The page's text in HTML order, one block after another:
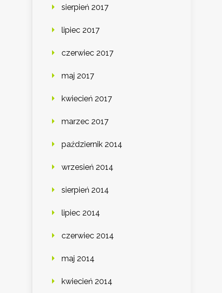
sierpień 2017
lipiec 2017
czerwiec 2017
maj 2017
kwiecień 2017
marzec 2017
październik 2014
wrzesień 2014
sierpień 2014
lipiec 2014
czerwiec 2014
maj 2014
kwiecień 2014